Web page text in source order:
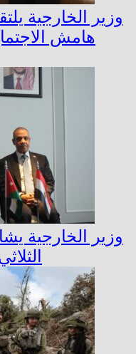
وزير الخارجية
هامش
وزير الخارجية